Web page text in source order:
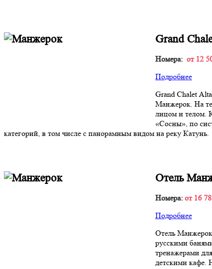
Grand
Номера: от 12
Подробнее
Grand Chalet
Манжерок. На
лицом и телом.
«Сосны», по
категорий, в том числе с панорамным видом на реку Катунь.
Отель
Номера: от 16
Подробнее
Отель Манжерок
русскими
тренажерами
детскими кафе.